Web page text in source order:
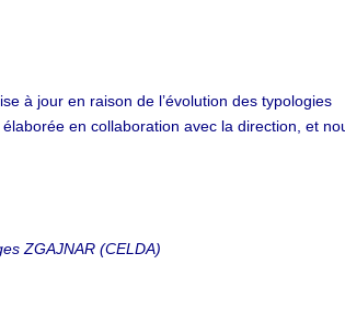
à jour en raison de l’évolution des typologies
en collaboration avec la direction, et
ZGAJNAR (CELDA)